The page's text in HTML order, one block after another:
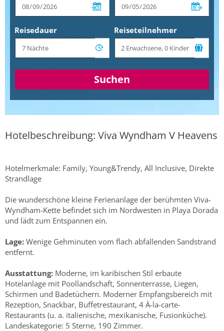
Reisedauer Reiseteilnehmer
Suchen
Hotelbeschreibung: Viva Wyndham V Heavens
Hotelmerkmale: Family, Young&Trendy, All Inclusive, Direkte
Strandlage
Die wunderschöne kleine Ferienanlage der berühmten Viva-
Wyndham-Kette befindet sich im Nordwesten in Playa Dorada
und lädt zum Entspannen ein.
Lage: Wenige Gehminuten vom flach abfallenden Sandstrand
entfernt.
Ausstattung: Moderne, im karibischen Stil erbaute
Hotelanlage mit Poollandschaft, Sonnenterrasse, Liegen,
Schirmen und Badetüchern. Moderner Empfangsbereich mit
Rezeption, Snackbar, Buffetrestaurant, 4 À-la-carte-
Restaurants (u. a. italienische, mexikanische, Fusionküche).
Landeskategorie: 5 Sterne, 190 Zimmer.